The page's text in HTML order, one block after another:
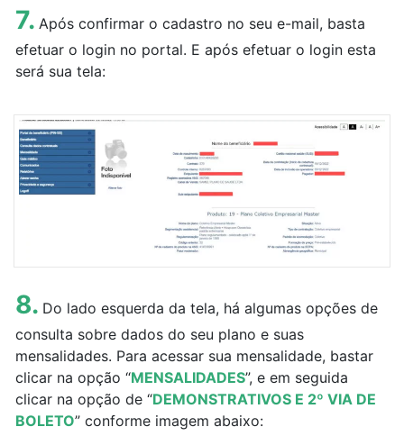
7. Após confirmar o cadastro no seu e-mail, basta
efetuar o login no portal. E após efetuar o login esta
será sua tela:
8. Do lado esquerda da tela, há algumas opções de
consulta sobre dados do seu plano e suas
mensalidades. Para acessar sua mensalidade, bastar
clicar na opção “MENSALIDADES”, e em seguida
clicar na opção de “DEMONSTRATIVOS E 2º VIA DE
BOLETO” conforme imagem abaixo: